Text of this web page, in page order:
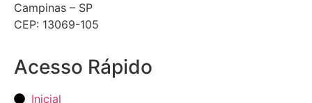
Campinas – SP
CEP: 13069-105
Acesso Rápido
Inicial